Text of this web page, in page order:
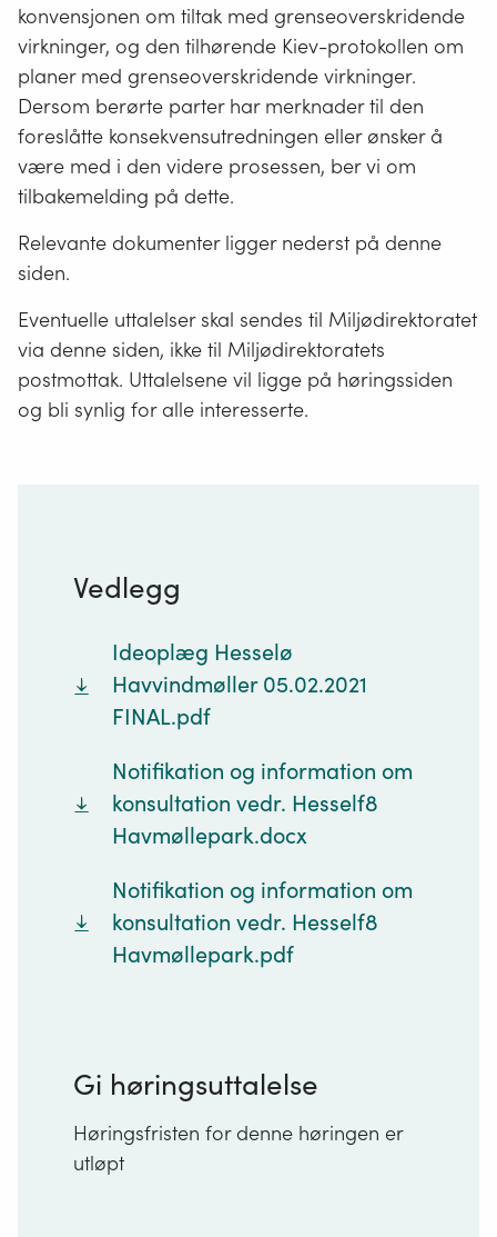
konvensjonen om tiltak med grenseoverskridende
virkninger, og den tilhørende Kiev-protokollen om
planer med grenseoverskridende virkninger.
Dersom berørte parter har merknader til den
foreslåtte konsekvensutredningen eller ønsker å
være med i den videre prosessen, ber vi om
tilbakemelding på dette.
Relevante dokumenter ligger nederst på denne
siden.
Eventuelle uttalelser skal sendes til Miljødirektoratet
via denne siden, ikke til Miljødirektoratets
postmottak. Uttalelsene vil ligge på høringssiden
og bli synlig for alle interesserte.
Vedlegg
Ideoplæg Hesselø
Havvindmøller 05.02.2021
FINAL.pdf
Notifikation og information om
konsultation vedr. Hesself8
Havmøllepark.docx
Notifikation og information om
konsultation vedr. Hesself8
Havmøllepark.pdf
Gi høringsuttalelse
Høringsfristen for denne høringen er
utløpt